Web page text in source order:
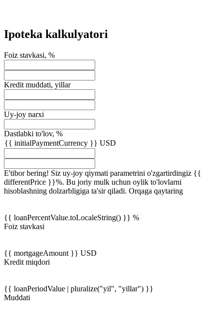
Ipoteka kalkulyatori
Foiz stavkasi, %
Kredit muddati, yillar
Uy-joy narxi
Dastlabki to'lov, %
{{ initialPaymentCurrency }} USD
E'tibor bering! Siz uy-joy qiymati parametrini o'zgartirdingiz {{
differentPrice }}%. Bu joriy mulk uchun oylik to'lovlarni
hisoblashning dolzarbligiga ta'sir qiladi. Orqaga qaytaring
{{ loanPercentValue.toLocaleString() }} %
Foiz stavkasi
{{ mortgageAmount }} USD
Kredit miqdori
{{ loanPeriodValue | pluralize("yil", "yillar") }}
Muddati